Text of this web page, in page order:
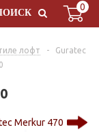
0
лофт -
Guratec
Merkur 470